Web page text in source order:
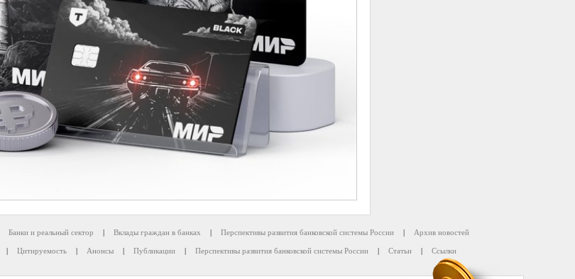
Банки и реальный сектор | Вклады граждан в банках | Перспективы развития банковской системы России | Архив новостей
| Цитируемость | Анонсы | Публикации | Перспективы развития банковской системы России | Статьи | Ссылки